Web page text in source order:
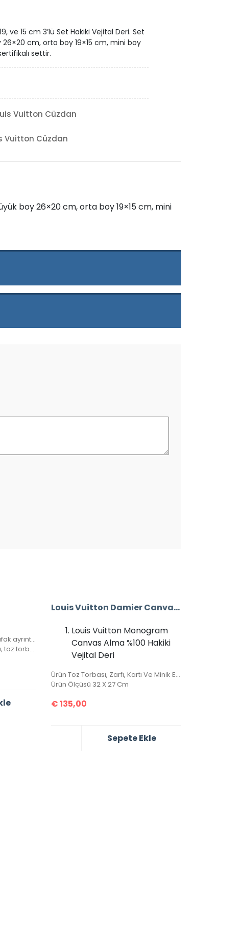
ve 15 cm 3’lü Set Hakiki Vejital Deri. Set
26×20 cm, orta boy 19×15 cm, mini boy
settir.
Vuitton Cüzdan
Vuitton Cüzdan
boy 26×20 cm, orta boy 19×15 cm, mini
Ürün ithal aksesuar olup en ufak ayrıntısına kadar yazılı aksesuar takımına sahip. 1 adet bozuk para/kağıt para cüzdanı, 1 adet kartlık portatif içinde mevcuttur.
Ürün ölçüsü: 22×12 cm. Kutulu, toz torbalı, sertifikalı, full deri.
Louis Vuitton Damier Canvas Alma %100 Hakiki Vejital Deri (CRL 674)
Louis Vuitton Monogram
Canvas Alma %100 Hakiki
Vejital Deri
Ürün Toz Torbası, Zarfı, Kartı Ve Minik El Kitapçığı İle Birlikte Gönderilecektir.
Ürün Ölçüsü 32 X 27 Cm
€135,00
Sepete Ekle